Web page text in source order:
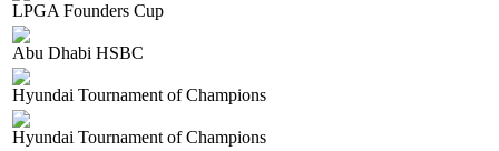
LPGA Founders Cup
Abu Dhabi HSBC
Hyundai Tournament of Champions
Hyundai Tournament of Champions